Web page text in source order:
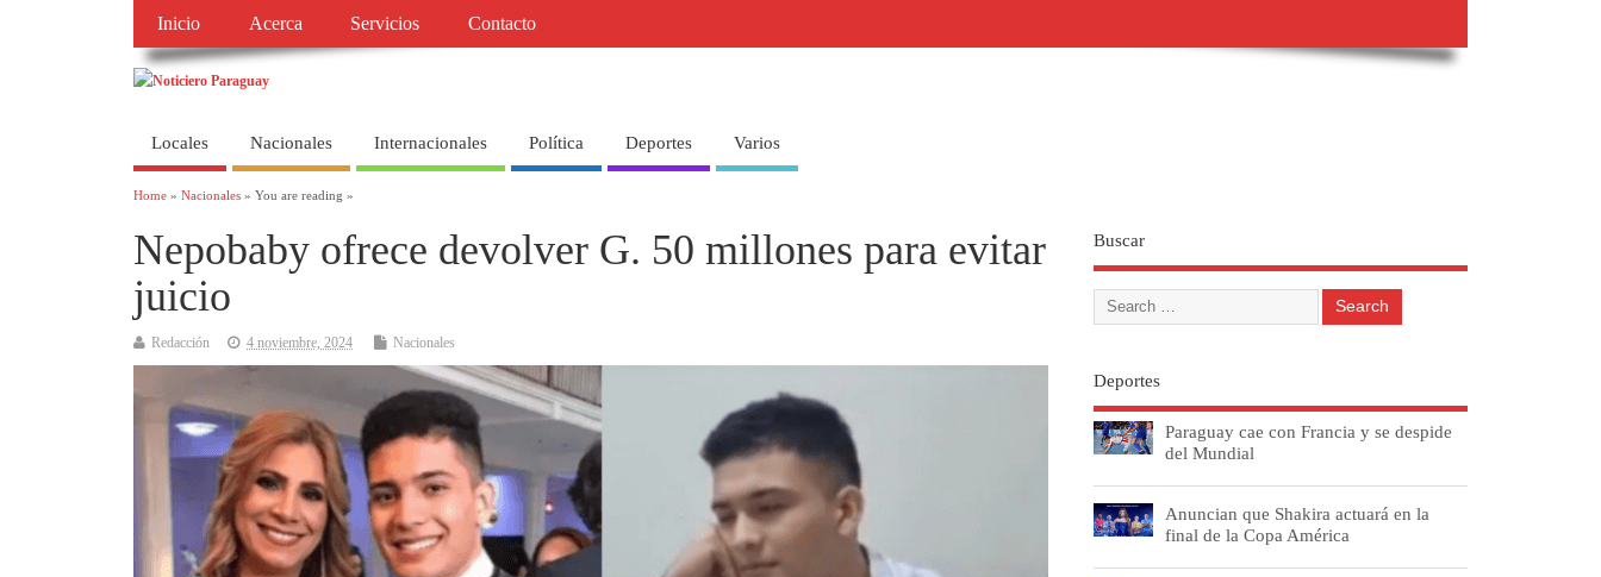
Inicio Acerca Servicios Contacto
Locales Nacionales Internacionales Política Deportes Varios
Home » Nacionales » You are reading »
Nepobaby ofrece devolver G. 50 millones para evitar
juicio
Redacción 4 noviembre, 2024 Nacionales
Buscar
Deportes
Paraguay cae con Francia y se despide
del Mundial
Anuncian que Shakira actuará en la
final de la Copa América